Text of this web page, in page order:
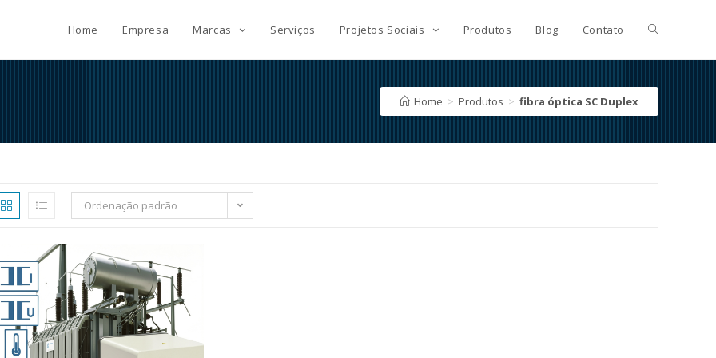
Home Empresa Marcas Serviços Projetos Sociais Produtos Blog Contato
Home > Produtos > fibra óptica SC Duplex
Ordenação padrão